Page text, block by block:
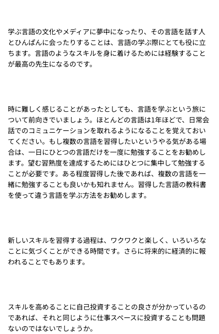
学ぶ言語の文化やメディアに夢中になったり、その言語を話す人
とひんぱんに会ったりすることは、言語の学ぶ際にとても役に立
ちます。言語のようなスキルを身に着けるためには経験すること
が最高の先生になるのです。
時に難しく感じることがあったとしても、言語を学ぶという旅に
ついて前向きでいましょう。ほとんどの言語は1年ほどで、日常会
話でのコミュニケーションを取れるようになることを覚えておい
てください。もし複数の言語を習得したいというやる気がある場
合は、一日にひとつの言語だけを一度に勉強することをお勧めし
ます。望む習熟度を達成するためにはひとつに集中して勉強する
ことが必要です。ある程度習得した後であれば、複数の言語を一
緒に勉強することも良いかも知れません。習得した言語の教科書
を使って違う言語を学ぶ方法をお勧めします。
新しいスキルを習得する過程は、ワクワクと楽しく、いろいろな
ことに気づくことができる時間です。さらに将来的に経済的に報
われることでもあります。
スキルを高めることに自己投資することの良さが分かっているの
であれば、それと同じように仕事スペースに投資することも問題
ないのではないでしょうか。